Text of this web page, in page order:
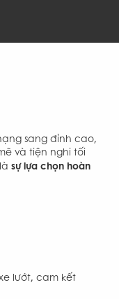
sang đỉnh cao,
và tiện nghi tối
sự lựa chọn hoàn
lướt, cam kết